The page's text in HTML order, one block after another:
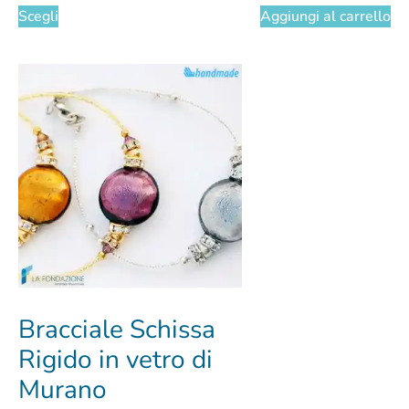
Scegli Aggiungi al carrello
Bracciale Schissa
Rigido in vetro di
Murano